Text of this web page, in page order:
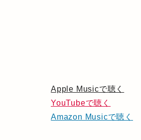
Apple Musicで聴く
YouTubeで聴く
Amazon Musicで聴く